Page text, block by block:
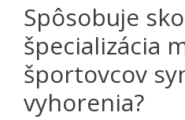
Spôsobuje
špecializácia
športovcov
vyhorenia?